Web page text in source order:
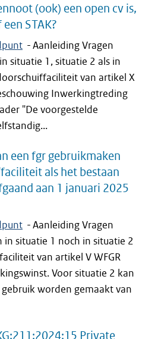
(ook) een open cv is,
STAK?
-Aanleiding Vragen
situatie 1, situatie 2 als in
van artikel X
Inwerkingtreding
"De voorgestelde
een fgr gebruikmaken
als het bestaan
aan 1 januari 2025
-Aanleiding Vragen
in situatie 1 noch in situatie 2
van artikel V WFGR
Voor situatie 2 kan
worden gemaakt van
Private